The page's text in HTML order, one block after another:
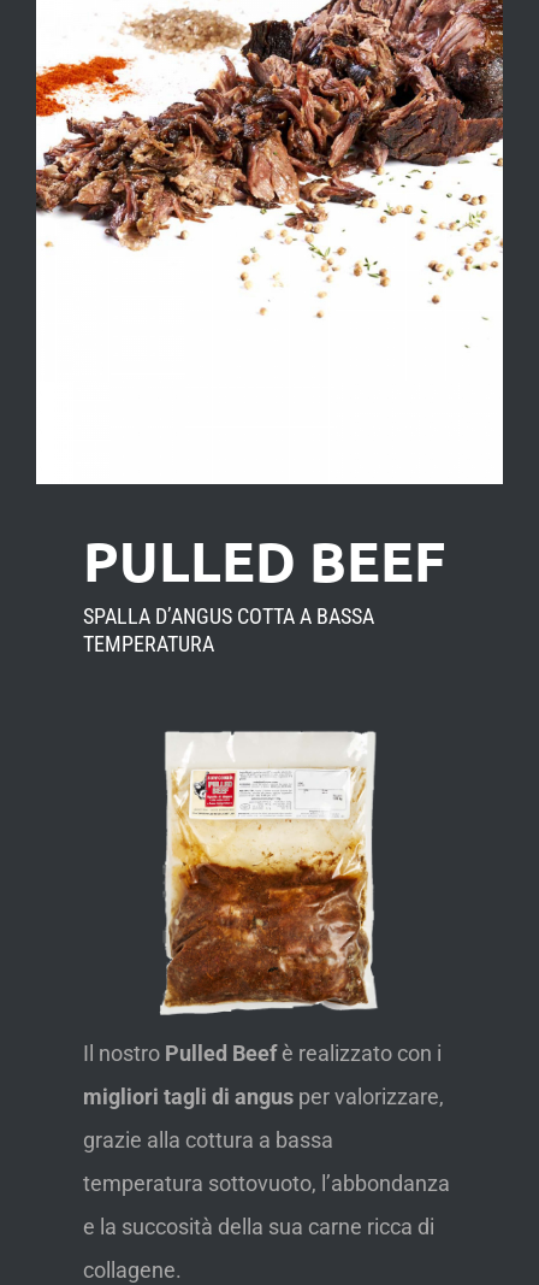
PULLED BEEF
SPALLA D’ANGUS COTTA A BASSA
TEMPERATURA
Il nostro Pulled Beefè realizzato con i
migliori tagli di angusper valorizzare,
grazie alla cottura a bassa
temperatura sottovuoto, l’abbondanza
e la succosità della sua carne ricca di
collagene.